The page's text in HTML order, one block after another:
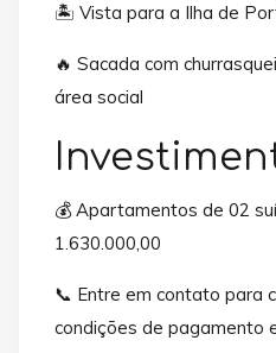
🏝️ Vista para a Ilha de
🔥 Sacada com
área social
💰 Apartamentos de 02
1.630.000,00
📞 Entre em contato para
condições de pagamento